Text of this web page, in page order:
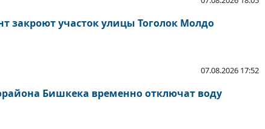
закроют участок улицы Тоголок Молдо
07.08.2026 17:52
Бишкека временно отключат воду